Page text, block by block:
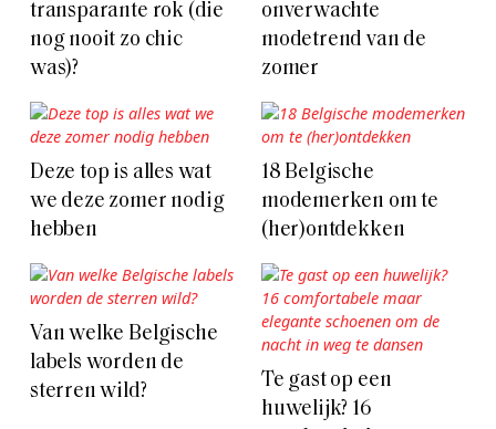
transparante rok (die
nog nooit zo chic
was)?
onverwachte
modetrend van de
zomer
Deze top is alles wat
we deze zomer nodig
hebben
18 Belgische
modemerken om te
(her)ontdekken
Van welke Belgische
labels worden de
sterren wild?
Te gast op een
huwelijk? 16